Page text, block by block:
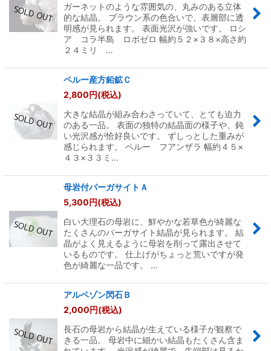
ガーネットのような雰囲気の、丸みのある立体
的な結晶。 ブラウン系の色合いで、表層部に透
明感が見られます。 表面光沢が強いです。 ロシ
ア コラ半島 ロボゼロ 幅約５２×３８×高さ約
２４ミリ …
ペルー産方鉛鉱Ｃ
2,800円(税込)
大きな結晶が組み合わさっていて、とても迫力
のある一品。 表面の独特の結晶面の様子や、鈍
い光沢感が恰好良いです。 ずしっとした重みが
感じられます。 ペルー フアンザラ 幅約４５×
４３×３３ミ…
母岩付パーガサイトＡ
5,300円(税込)
白い大理石の母岩に、鮮やかな若草色が綺麗な
たくさんのパーガサイト結晶が見られます。 結
晶がよく見えるように母岩を削って露出させて
いるものです。 仕上げがちょっと荒いですが発
色が綺麗な一品です。 …
アルベゾン閃石Ｂ
2,000円(税込)
長石の母岩から結晶が生えている様子が観察で
きる一品。 母岩中に細かい結晶もたくさん含ま